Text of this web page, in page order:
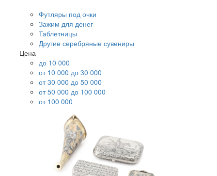
Футляры под очки
Зажим для денег
Таблетницы
Другие серебряные сувениры
Цена
до 10 000
от 10 000 до 30 000
от 30 000 до 50 000
от 50 000 до 100 000
от 100 000